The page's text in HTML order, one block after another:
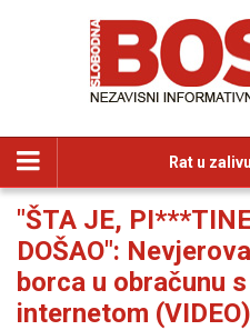
Rat u
"ŠTA JE,
DOŠAO":
borca u obračunu
internetom (VIDEO)